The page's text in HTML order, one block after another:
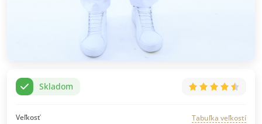
Skladom
Veľkosť Tabuľka veľkostí